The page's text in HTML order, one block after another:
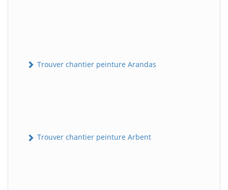
Trouver chantier peinture Arandas
Trouver chantier peinture Arbent